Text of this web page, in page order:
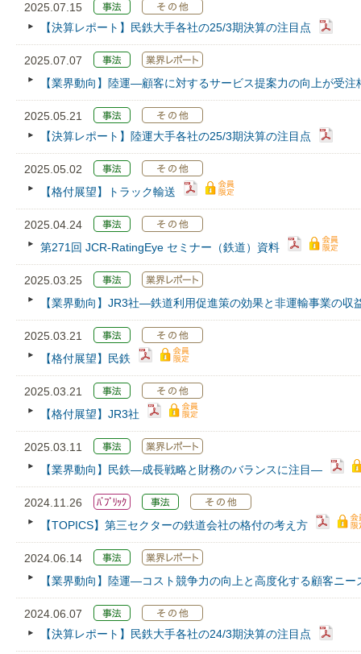
2025.07.15
【決算レポート】民鉄大手各社の25/3期決算の注目点
2025.07.07
【業界動向】陸運―顧客に対するサービス提案力の向上が受
2025.05.21
【決算レポート】陸運大手各社の25/3期決算の注目点
2025.05.02
【格付展望】トラック輸送
2025.04.24
第271回 JCR‐RatingEye セミナー（鉄道）資料
2025.03.25
【業界動向】JR3社―鉄道利用促進策の効果と非運輸事業の
2025.03.21
【格付展望】民鉄
2025.03.21
【格付展望】JR3社
2025.03.11
【業界動向】民鉄―成長戦略と財務のバランスに注目―
2024.11.26
【TOPICS】第三セクターの鉄道会社の格付の考え方
2024.06.14
【業界動向】陸運―コスト競争力の向上と高度化する顧客ニ
2024.06.07
【決算レポート】民鉄大手各社の24/3期決算の注目点